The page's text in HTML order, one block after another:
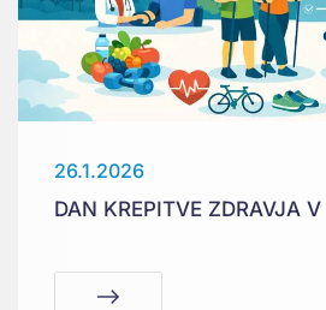
26.1.2026
DAN KREPITVE ZDRAVJA